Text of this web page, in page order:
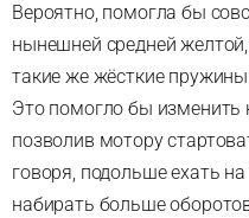
Вероятно, помогла бы
нынешней средней
такие же жёсткие
Это помогло бы изменить
позволив мотору
говоря, подольше ехать
набирать больше